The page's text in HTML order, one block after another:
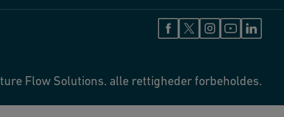
Flow Solutions. alle rettigheder forbeholdes.